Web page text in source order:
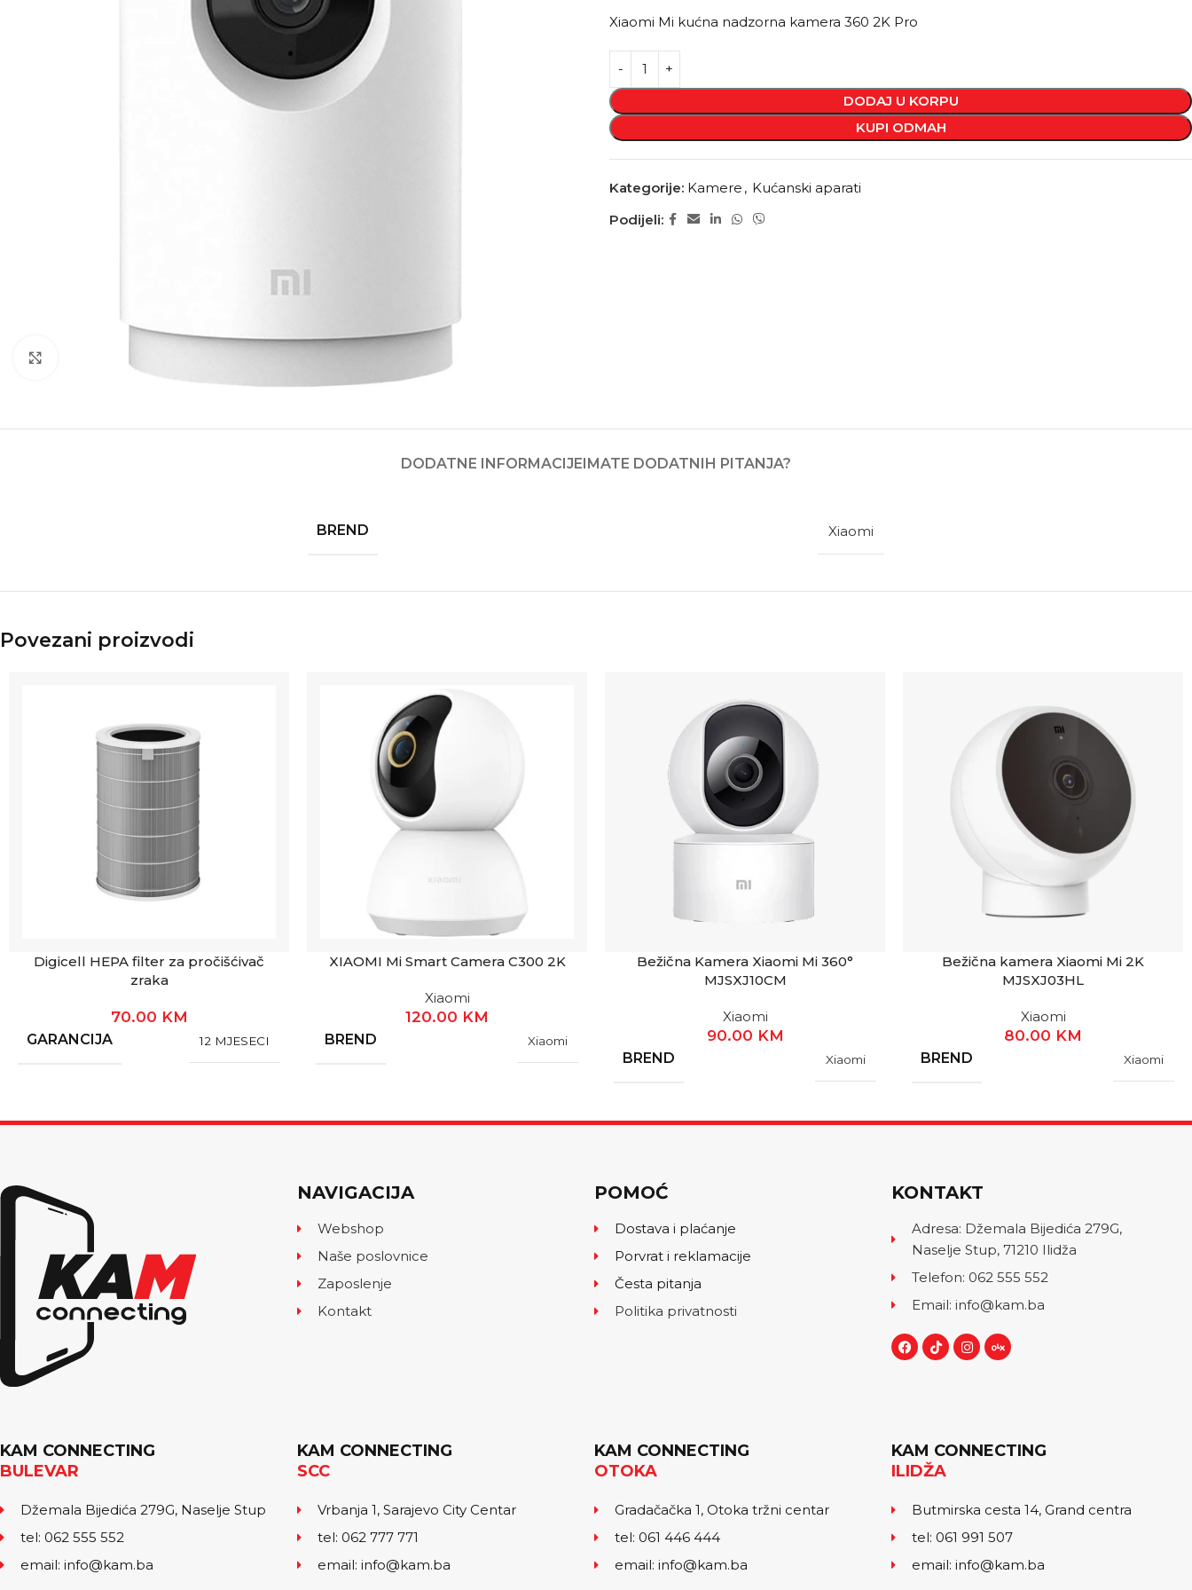
Xiaomi Mi kućna nadzorna kamera 360 2K Pro
DODAJ U KORPU
KUPI ODMAH
Kategorije: Kamere , Kućanski aparati
Podijeli:
DODATNE INFORMACIJEIMATE DODATNIH PITANJA?
BREND Xiaomi
Povezani proizvodi
Digicell HEPA filter za pročišćivač
zraka
70.00 KM
GARANCIJA 12 MJESECI
XIAOMI Mi Smart Camera C300 2K
Xiaomi
120.00 KM
BREND Xiaomi
Bežična Kamera Xiaomi Mi 360°
MJSXJ10CM
Xiaomi
90.00 KM
BREND Xiaomi
Bežična kamera Xiaomi Mi 2K
MJSXJ03HL
Xiaomi
80.00 KM
BREND Xiaomi
NAVIGACIJA
Webshop
Naše poslovnice
Zaposlenje
Kontakt
POMOĆ
Dostava i plaćanje
Porvrat i reklamacije
Česta pitanja
Politika privatnosti
KONTAKT
Adresa: Džemala Bijedića 279G,
Naselje Stup, 71210 Ilidža
Telefon: 062 555 552
Email: info@kam.ba
KAM CONNECTING
BULEVAR
Džemala Bijedića 279G, Naselje Stup
tel: 062 555 552
email: info@kam.ba
KAM CONNECTING
SCC
Vrbanja 1, Sarajevo City Centar
tel: 062 777 771
email: info@kam.ba
KAM CONNECTING
OTOKA
Gradačačka 1, Otoka tržni centar
tel: 061 446 444
email: info@kam.ba
KAM CONNECTING
ILIDŽA
Butmirska cesta 14, Grand centra
tel: 061 991 507
email: info@kam.ba